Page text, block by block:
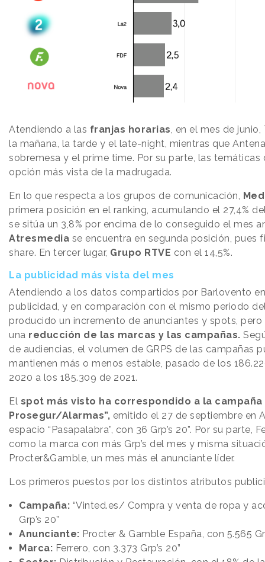
Atendiendo a las franjas horarias , en el mes de
la mañana, la tarde y el late-night, mientras que
sobremesa y el prime time. Por su parte, las temáticas
opción más vista de la madrugada.
En lo que respecta a los grupos de comunicación,
primera posición en el ranking, acumulando el 27,4%
se sitúa un 3,8% por encima de lo conseguido el mes
Atresmedia se encuentra en segunda posición, pues
share. En tercer lugar, Grupo RTVE con el 14,5%.
La publicidad más vista del mes
Atendiendo a los datos compartidos por Barlovento
publicidad, y en comparación con el mismo periodo
producido un incremento de anunciantes y spots,
una reducción de las marcas y las campañas.
de audiencias, el volumen de GRPS de las campañas
mantienen más o menos estable, pasado de los
2020 a los 185.309 de 2021.
El spot más visto ha correspondido a la campaña
Prosegur/Alarmas”, emitido el 27 de septiembre en
espacio “Pasapalabra”, con 36 Grp’s 20”. Por su parte,
como la marca con más Grp’s del mes y misma
Procter&Gamble, un mes más el anunciante líder.
Los primeros puestos por los distintos atributos
Campaña: “Vinted.es/ Compra y venta de ropa y
Grp’s 20”
Anunciante: Procter & Gamble España, con 5.565
Marca: Ferrero, con 3.373 Grp’s 20”